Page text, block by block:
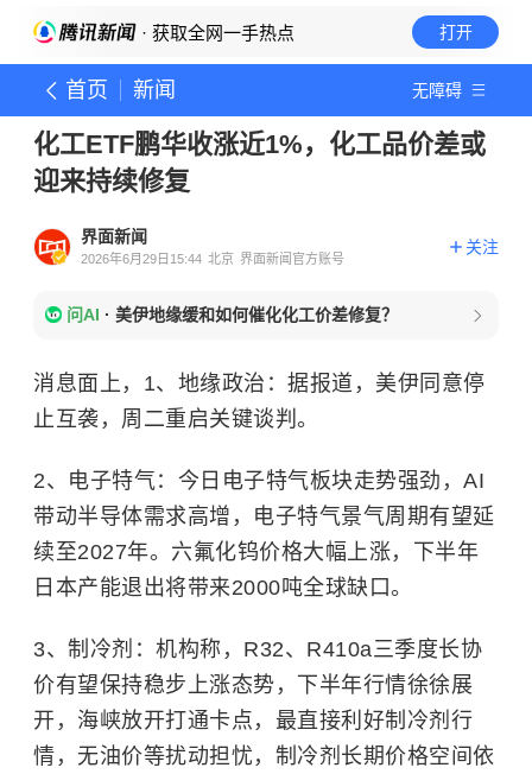
· 获取全网一手热点 打开
首页 新闻 无障碍
化工ETF鹏华收涨近1%，化工品价差或
迎来持续修复
界面新闻
2026年6月29日15:44 北京 界面新闻官方账号
关注
问AI · 美伊地缘缓和如何催化化工价差修复？
消息面上，1、地缘政治：据报道，美伊同意停
止互袭，周二重启关键谈判。
2、电子特气：今日电子特气板块走势强劲，AI
带动半导体需求高增，电子特气景气周期有望延
续至2027年。六氟化钨价格大幅上涨，下半年
日本产能退出将带来2000吨全球缺口。
3、制冷剂：机构称，R32、R410a三季度长协
价有望保持稳步上涨态势，下半年行情徐徐展
开，海峡放开打通卡点，最直接利好制冷剂行
情，无油价等扰动担忧，制冷剂长期价格空间依